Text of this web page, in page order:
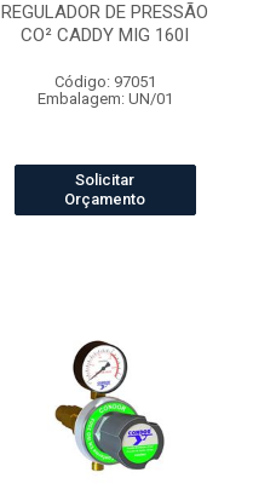
REGULADOR DE PRESSÃO
CO² CADDY MIG 160I
Código: 97051
Embalagem: UN/01
Solicitar
Orçamento